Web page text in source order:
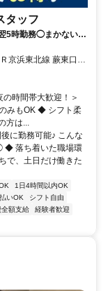
タッフ
5時勤務◯まかない
京浜東北線 蕨東口徒
車通勤可
時間帯大歓迎！＞
みもOK ◆ シフト柔
は...
に勤務可能♪ こんな
◆ 落ち着いた職場環
で、土日だけ働きた
1日4時間以内OK
いOK
シフト自由
全額支給
経験者歓迎